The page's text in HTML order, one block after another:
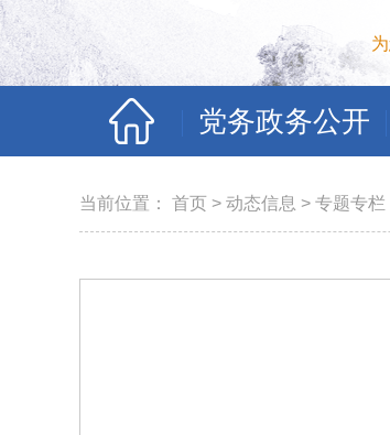
党务政务公开
当前位置： 首页 > 动态信息 > 专题专栏